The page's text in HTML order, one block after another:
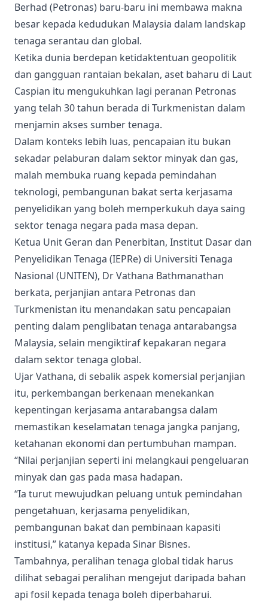
Berhad (Petronas) baru-baru ini membawa makna
besar kepada kedudukan Malaysia dalam landskap
tenaga serantau dan global.
Ketika dunia berdepan ketidaktentuan geopolitik
dan gangguan rantaian bekalan, aset baharu di Laut
Caspian itu mengukuhkan lagi peranan Petronas
yang telah 30 tahun berada di Turkmenistan dalam
menjamin akses sumber tenaga.
Dalam konteks lebih luas, pencapaian itu bukan
sekadar pelaburan dalam sektor minyak dan gas,
malah membuka ruang kepada pemindahan
teknologi, pembangunan bakat serta kerjasama
penyelidikan yang boleh memperkukuh daya saing
sektor tenaga negara pada masa depan.
Ketua Unit Geran dan Penerbitan, Institut Dasar dan
Penyelidikan Tenaga (IEPRe) di Universiti Tenaga
Nasional (UNITEN), Dr Vathana Bathmanathan
berkata, perjanjian antara Petronas dan
Turkmenistan itu menandakan satu pencapaian
penting dalam penglibatan tenaga antarabangsa
Malaysia, selain mengiktiraf kepakaran negara
dalam sektor tenaga global.
Ujar Vathana, di sebalik aspek komersial perjanjian
itu, perkembangan berkenaan menekankan
kepentingan kerjasama antarabangsa dalam
memastikan keselamatan tenaga jangka panjang,
ketahanan ekonomi dan pertumbuhan mampan.
“Nilai perjanjian seperti ini melangkaui pengeluaran
minyak dan gas pada masa hadapan.
“Ia turut mewujudkan peluang untuk pemindahan
pengetahuan, kerjasama penyelidikan,
pembangunan bakat dan pembinaan kapasiti
institusi,” katanya kepada Sinar Bisnes.
Tambahnya, peralihan tenaga global tidak harus
dilihat sebagai peralihan mengejut daripada bahan
api fosil kepada tenaga boleh diperbaharui.